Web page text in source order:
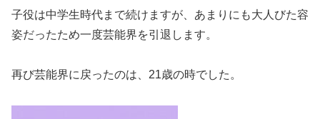
子役は中学生時代まで続けますが、あまりにも大人びた容
姿だったため一度芸能界を引退します。
再び芸能界に戻ったのは、21歳の時でした。